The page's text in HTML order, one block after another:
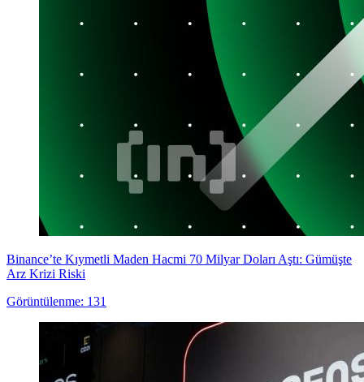
Binance’te Kıymetli Maden Hacmi 70 Milyar Doları Aştı: Gümüşte
Arz Krizi Riski
Görüntülenme: 131